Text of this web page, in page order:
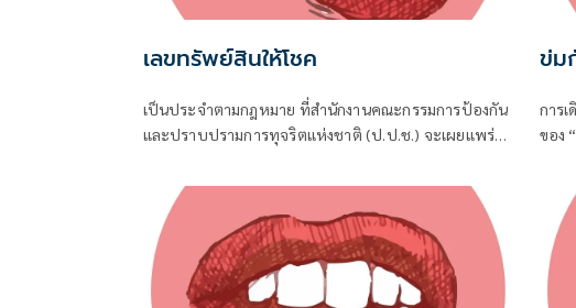
เลขทรัพย์สินให้โชค
เป็นประจำตามกฎหมาย ที่สำนักงานคณะกรรมการป้องกัน
และปราบปรามการทุจริตแห่งชาติ (ป.ป.ช.) จะเผยแพร่
ทางการเมือง ไม่ว่าจะเป็นกรณีเข้ารับตำแหน่ง หรือพ้นจาก
ตำแหน่ง
ข่ม
การ
ของ
ครั้
ปร